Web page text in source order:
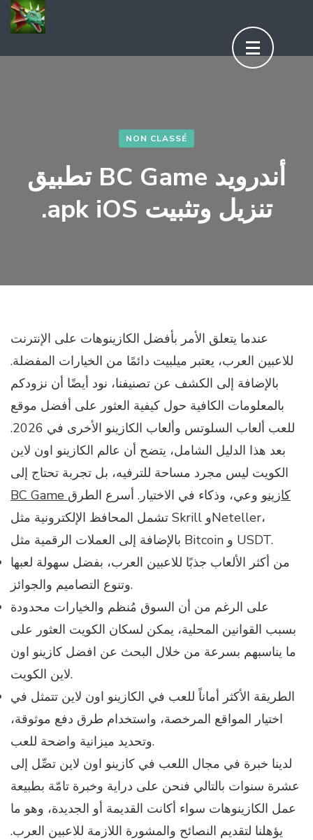
Aller
au
contenu
NON CLASSÉ
تطبيق BC Game أندرويد
.apk iOS تنزيل وتثبيت
عندما يتعلق الأمر بأفضل الكازينوهات على الإنترنت
للاعبين العرب، يعتبر ميلبيت دائمًا من الخيارات المفضلة.
بالإضافة إلى الكشف عن تصنيفنا، نود أيضًا أن نزودكم
بالمعلومات الكافية حول كيفية العثور على أفضل موقع
للعب ألعاب السلوتس وألعاب الكازينو الأخرى في 2026.
بعد هذا الدليل الشامل، يتضح أن عالم الكازينو اون لاين
الكويت ليس مجرد مساحة للترفيه، بل تجربة تحتاج إلى
BC Game كازينو وعي، وذكاء في الاختيار. أسرع الطرق
تشمل المحافظ الإلكترونية مثل Skrill وNeteller،
بالإضافة إلى العملات الرقمية مثل Bitcoin و USDT.
من أكثر الألعاب جذبًا للاعبين العرب، بفضل سهولة لعبها
وتنوع التصاميم والجوائز.
على الرغم من أن السوق مُنظم والخيارات محدودة
بسبب القوانين المحلية، يمكن لسكان الكويت العثور على
ما يناسبهم بسرعة من خلال البحث عن افضل كازينو اون
لاين الكويت.
الطريقة الأكثر أماناً للعب في الكازينو اون لاين تتمثل في
اختيار المواقع المرخصة، واستخدام طرق دفع موثوقة،
وتحديد ميزانية واضحة للعب.
لدينا خبرة في مجال اللعب في كازينو اون لاين تصِّل إلى
عشرة سنوات بالتالي فنحن على دراية وخبرة تامّة بطبيعة
عمل الكازينوهات سواء أكانت القديمة أو الجديدة، وهو ما
يؤهلنا لتقديم النصائح والمشورة اللازمة للاعبين العرب.